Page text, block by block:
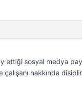
ettiği sosyal medya
hakkında